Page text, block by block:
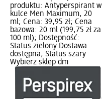
produktu: Antyperspirant w
kulce Men Maximum, 20
ml; Cena: 39,95 zł; Cena
bazowa: 20 ml (199,75 zł za
100 ml); Dostępność:
Status zielony Dostawa
dostępna, Status szary
Wybierz sklep dm